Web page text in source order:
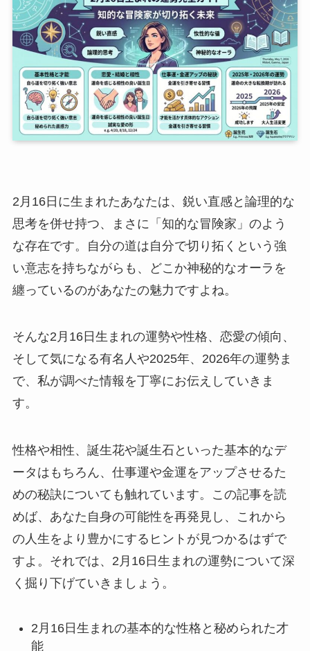
2月16日に生まれたあなたは、鋭い直感と論理的な
思考を併せ持つ、まさに「知的な冒険家」のよう
な存在です。自分の道は自分で切り拓くという強
い意志を持ちながらも、どこか神秘的なオーラを
纏っているのがあなたの魅力ですよね。
そんな2月16日生まれの運勢や性格、恋愛の傾向、
そして気になる有名人や2025年、2026年の運勢ま
で、私が調べた情報を丁寧にお伝えしていきま
す。
性格や相性、誕生花や誕生石といった基本的なデ
ータはもちろん、仕事運や金運をアップさせるた
めの秘訣についても触れています。この記事を読
めば、あなた自身の可能性を再発見し、これから
の人生をより豊かにするヒントが見つかるはずで
すよ。それでは、2月16日生まれの運勢について深
く掘り下げていきましょう。
2月16日生まれの基本的な性格と秘められた才
能